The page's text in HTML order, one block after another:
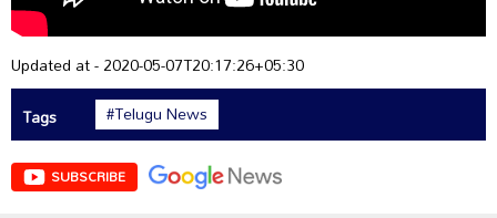
Updated at - 2020-05-07T20:17:26+05:30
Tags
#Telugu News
SUBSCRIBE